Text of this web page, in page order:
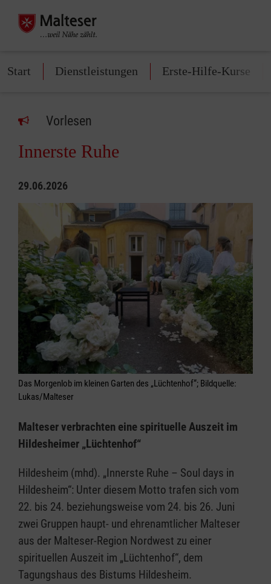
Start Dienstleistungen Erste-Hilfe-Kurse
Vorlesen
Innerste Ruhe
29.06.2026
Das Morgenlob im kleinen Garten des „Lüchtenhof“; Bildquelle:
Lukas/Malteser
Malteser verbrachten eine spirituelle Auszeit im
Hildesheimer „Lüchtenhof“
Hildesheim (mhd). „Innerste Ruhe – Soul days in
Hildesheim“: Unter diesem Motto trafen sich vom
22. bis 24. beziehungsweise vom 24. bis 26. Juni
zwei Gruppen haupt- und ehrenamtlicher Malteser
aus der Malteser-Region Nordwest zu einer
spirituellen Auszeit im „Lüchtenhof“, dem
Tagungshaus des Bistums Hildesheim.